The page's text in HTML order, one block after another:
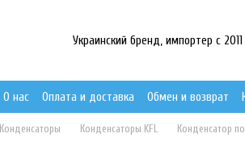
Украинский бренд, импортер с 2011
О нас Оплата и доставка Обмен и возврат
Конденсаторы Конденсаторы KFL Конденсатор